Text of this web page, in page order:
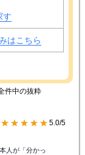
す
はこちら
件中の抜粋
★★★★★ 5.0/5
人が「分かっ